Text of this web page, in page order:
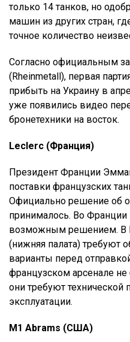
только 14 танков, но
машин из других стран,
точное количество
Согласно официальным
(Rheinmetall), первая
прибыть на Украину в
уже появились видео
бронетехники на восток.
Leclerc (Франция)
Президент Франции
поставки французских
Официально решение об
принималось. Во Франции
возможным решением. В
(нижняя палата) требуют
варианты перед
французском арсенале
они требуют технической
эксплуатации.
M1 Abrams (США)